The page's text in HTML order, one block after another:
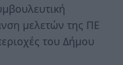
μελετών της ΠΕ
του Δήμου